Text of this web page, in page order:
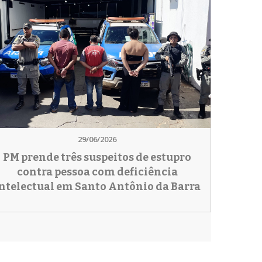
29/06/2026
PM prende três suspeitos de estupro
contra pessoa com deficiência
em Santo Antônio da Barra